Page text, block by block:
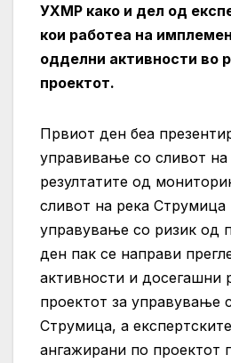
УХМР како и дел од
кои работеа на
одделни активности во
проектот.
Првиот ден беа
управивање со сливот
резултатите од
сливот на река Струмица
управување со ризик од
ден пак се направи
активности и досегашни
проектот за управување
Струмица, а
ангажирани по проектот